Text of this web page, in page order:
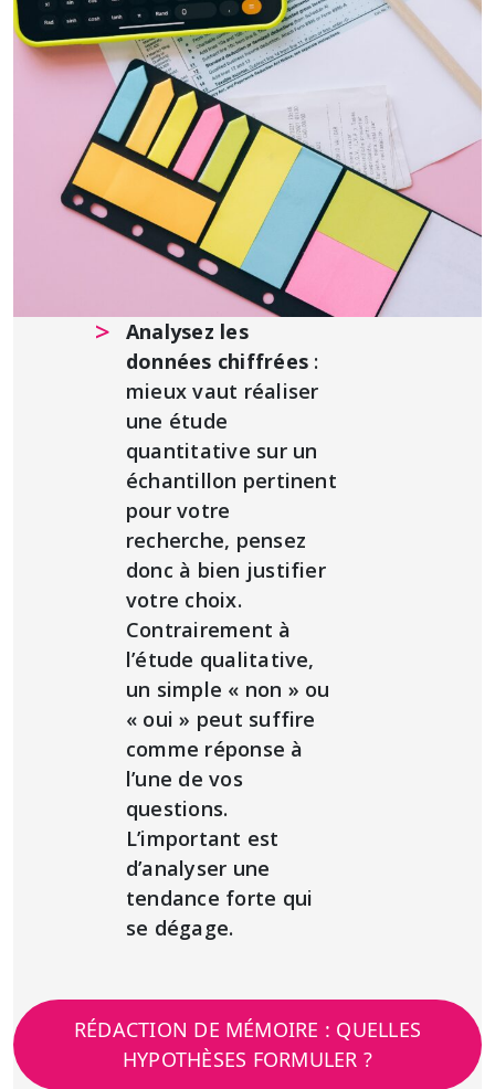
Analysez les
données chiffrées :
mieux vaut réaliser
une étude
quantitative sur un
échantillon pertinent
pour votre
recherche, pensez
donc à bien justifier
votre choix.
Contrairement à
l’étude qualitative,
un simple « non » ou
« oui » peut suffire
comme réponse à
l’une de vos
questions.
L’important est
d’analyser une
tendance forte qui
se dégage.
RÉDACTION DE MÉMOIRE : QUELLES
HYPOTHÈSES FORMULER ?